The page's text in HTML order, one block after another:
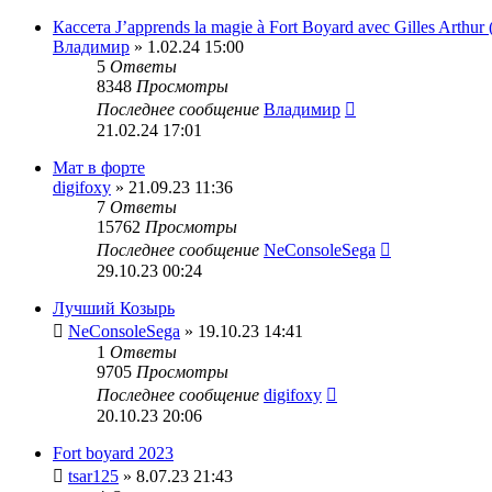
Кассета J’apprends la magie à Fort Boyard avec Gilles Arthur
Владимир » 1.02.24 15:00
5 Ответы
8348 Просмотры
Последнее сообщение Владимир
21.02.24 17:01
Мат в форте
digifoxy » 21.09.23 11:36
7 Ответы
15762 Просмотры
Последнее сообщение NeConsoleSega
29.10.23 00:24
Лучший Козырь
NeConsoleSega » 19.10.23 14:41
1 Ответы
9705 Просмотры
Последнее сообщение digifoxy
20.10.23 20:06
Fort boyard 2023
tsar125 » 8.07.23 21:43